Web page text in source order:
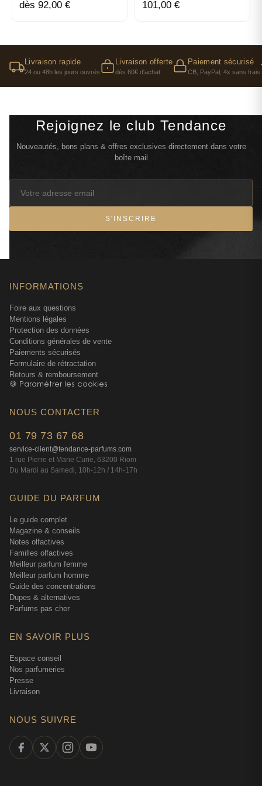
dès 92,00 € 101,00 €
Livraison rapide
24 ou 48h les jours ouvrés
Livraison offerte
dès 60€ d'achat
Paiement sécurisé
CB, PayPal, 4x sans frais
Rejoignez le club Tendance
Nouveautés, bons plans & offres exclusives directement dans votre
boîte mail
S'INSCRIRE
INFORMATIONS
Foire aux questions
Mentions légales
Protection des données
Conditions générales de vente
Paiements sécurisés
Formulaire de rétractation
Retours & remboursement
🍪 Paramétrer les cookies
NOUS CONTACTER
01 79 73 67 68
service-client@tendance-parfums.com
1 rue Pierre et Marie Curie, 63200 Riom
Du Mardi au Samedi, 10h-12h / 14h-17h
GUIDE DU PARFUM
Le guide complet
Magazine & conseils
Notes olfactives
Familles olfactives
Meilleur parfum femme
Meilleur parfum homme
Guide des concentrations
Dupes & alternatives
Parfums pas cher
EN SAVOIR PLUS
Espace conseil
Nos parfumeries
Presse
Livraison
NOUS SUIVRE